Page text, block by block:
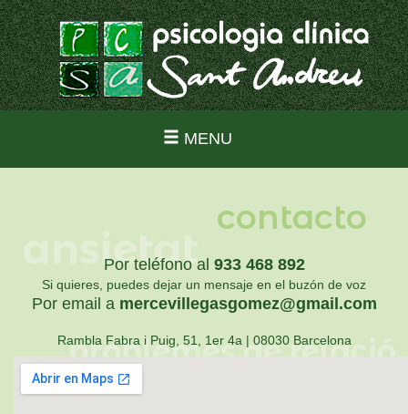
MENU
contacto
Por teléfono al 933 468 892
Si quieres, puedes dejar un mensaje en el buzón de voz
Por email a mercevillegasgomez@gmail.com
Rambla Fabra i Puig, 51, 1er 4a | 08030 Barcelona